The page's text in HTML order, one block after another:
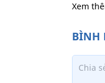
Xem